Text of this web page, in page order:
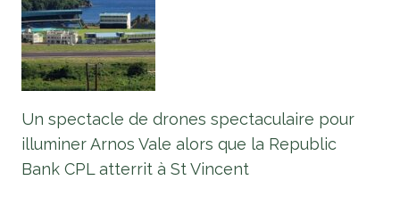
Un spectacle de drones spectaculaire pour
illuminer Arnos Vale alors que la Republic
Bank CPL atterrit à St Vincent